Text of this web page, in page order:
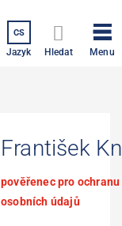
CS
Jazyk Hledat Menu
František
pověřenec pro ochranu
osobních údajů